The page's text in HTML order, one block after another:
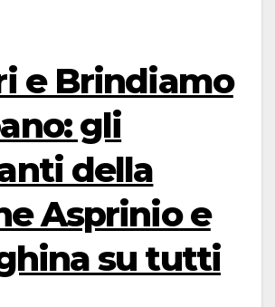
e Brindiamo
gli
della
Asprinio e
su tutti